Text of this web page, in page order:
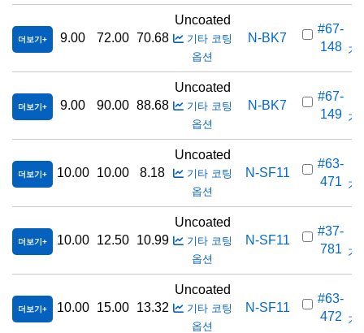
더보기 9.00 72.00 70.68
Uncoated
기타 코팅
옵션
N-BK7
#67-
148 가
더보기 9.00 90.00 88.68
Uncoated
기타 코팅
옵션
N-BK7
#67-
149 가
더보기 10.00 10.00 8.18
Uncoated
기타 코팅
옵션
N-SF11
#63-
471 가
더보기 10.00 12.50 10.99
Uncoated
기타 코팅
옵션
N-SF11
#37-
781 가
더보기 10.00 15.00 13.32
Uncoated
기타 코팅
옵션
N-SF11
#63-
472 가